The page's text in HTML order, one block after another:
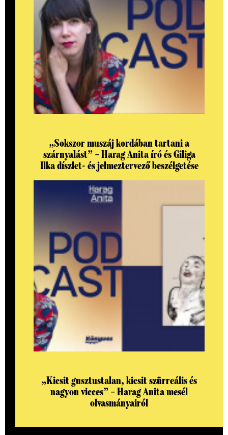
„Sokszor muszáj kordában tartani a
szárnyalást” – Harag Anita író és Giliga
Ilka díszlet- és jelmeztervező beszélgetése
„Kicsit gusztustalan, kicsit szürreális és
nagyon vicces” – Harag Anita mesél
olvasmányairól